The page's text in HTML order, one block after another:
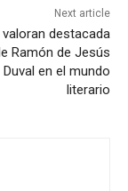
Next article
destacada
Ramón de Jesús
Duval en el mundo
literario